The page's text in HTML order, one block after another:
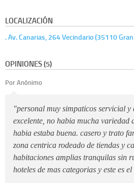
LOCALIZACIÓN
. Av. Canarias, 264 Vecindario (35110
OPINIONES (5)
Por Anónimo
"personal muy simpaticos servicial y
excelente, no habia mucha variedad
habia estaba buena. casero y trato
zona centrica rodeado de tiendas y
habitaciones amplias tranquilas sin
hoteles de mas categorias y este es